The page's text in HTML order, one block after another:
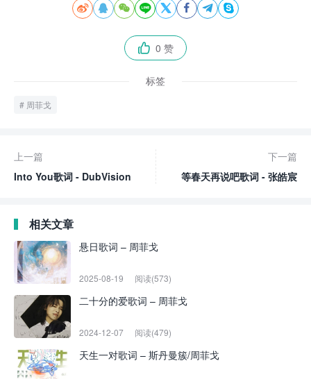
       
 0 赞
标签
周菲戈
上一篇
Into You歌词 - DubVision
下一篇
等春天再说吧歌词 - 张皓宸
相关文章
悬日歌词 – 周菲戈
2025-08-19 阅读(573)
二十分的爱歌词 – 周菲戈
2024-12-07 阅读(479)
天生一对歌词 – 斯丹曼簇/周菲戈